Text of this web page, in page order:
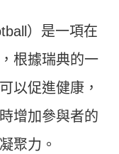
）是一項在
根據瑞典的一
以促進健康，
增加參與者的
聚力。